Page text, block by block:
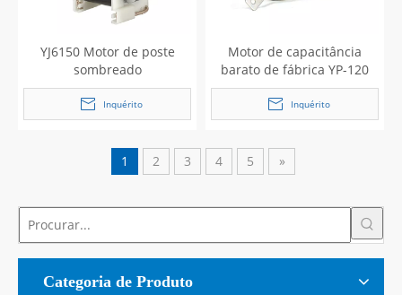
YJ6150 Motor de poste
sombreado
Inquérito
Motor de capacitância
barato de fábrica YP-120
Inquérito
1 2 3 4 5 »
Categoria de Produto